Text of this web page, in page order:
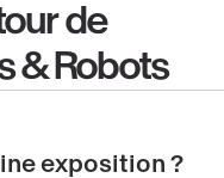
de
& Robots
exposition ?